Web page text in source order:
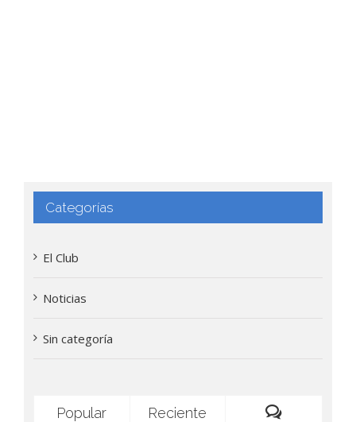
Categorías
El Club
Noticias
Sin categoría
Popular
Reciente